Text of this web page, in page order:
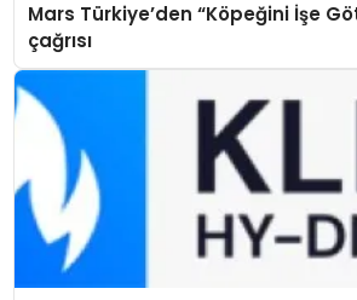
Mars Türkiye’den “Köpeğini İşe
çağrısı